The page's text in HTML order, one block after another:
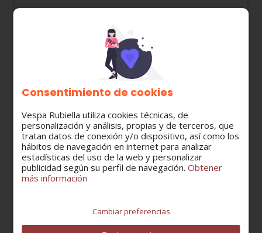
APRILIA / GILERA / BETA... 50cc (FD065)
Consentimiento de cookies
Vespa Rubiella utiliza cookies técnicas, de
personalización y análisis, propias y de terceros, que
tratan datos de conexión y/o dispositivo, así como los
hábitos de navegación en internet para analizar
estadísticas del uso de la web y personalizar
publicidad según su perfil de navegación.Obtener
más información
Cambiar preferencias